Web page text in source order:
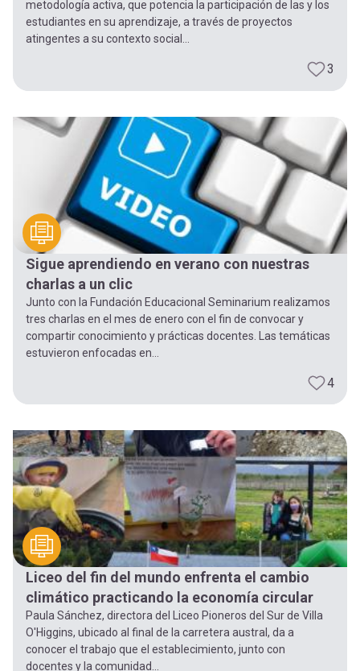
metodología activa, que potencia la participación de las y los
estudiantes en su aprendizaje, a través de proyectos
atingentes a su contexto social...
3
Sigue aprendiendo en verano con nuestras
charlas a un clic
Junto con la Fundación Educacional Seminarium realizamos
tres charlas en el mes de enero con el fin de convocar y
compartir conocimiento y prácticas docentes. Las temáticas
estuvieron enfocadas en...
4
Liceo del fin del mundo enfrenta el cambio
climático practicando la economía circular
Paula Sánchez, directora del Liceo Pioneros del Sur de Villa
O'Higgins, ubicado al final de la carretera austral, da a
conocer el trabajo que el establecimiento, junto con
docentes y la comunidad...